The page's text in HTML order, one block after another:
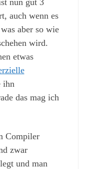
nun gut 3
auch wenn es
aber so wie
wird.
etwas
ihn
das mag ich
Compiler
zwar
und man